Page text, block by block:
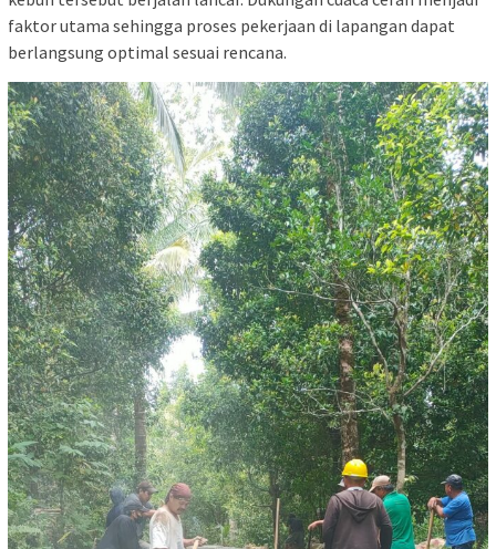
faktor utama sehingga proses pekerjaan di lapangan dapat
berlangsung optimal sesuai rencana.